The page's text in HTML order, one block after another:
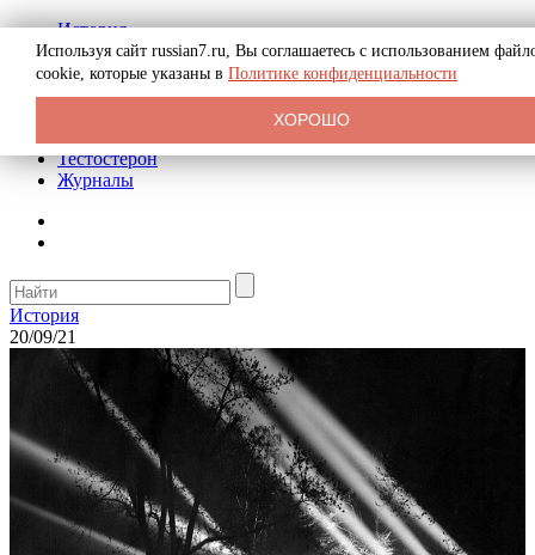
История
Биография
Криминал
Реклама на сайте
Тестостерон
Журналы
История
20/09/21
Используя сайт russian7.ru, Вы соглашаетесь с использованием
cookie, которые указаны в Политике конфиденциальности
ХОРОШО